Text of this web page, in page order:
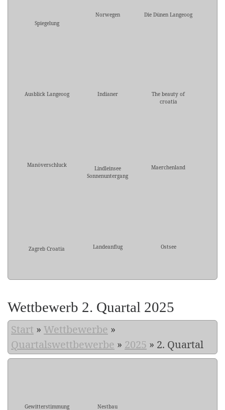
Spiegelung
Norwegen Die Dünen Langeoog
Ausblick Langeoog Indianer
The beauty of
croatia
Manöverschluck
Lindleinsee
Sonnenuntergang
Maerchenland
Zagreb Croatia Landeanflug Ostsee
Wettbewerb 2. Quartal 2025
Start » Wettbewerbe »
Quartalswettbewerbe » 2025 » 2. Quartal
Gewitterstimmung Nestbau